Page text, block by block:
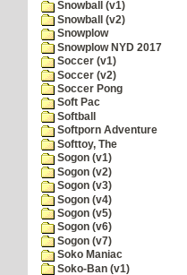
Snowball (v1)
Snowball (v2)
Snowplow
Snowplow NYD 2017
Soccer (v1)
Soccer (v2)
Soccer Pong
Soft Pac
Softball
Softporn Adventure
Softtoy, The
Sogon (v1)
Sogon (v2)
Sogon (v3)
Sogon (v4)
Sogon (v5)
Sogon (v6)
Sogon (v7)
Soko Maniac
Soko-Ban (v1)